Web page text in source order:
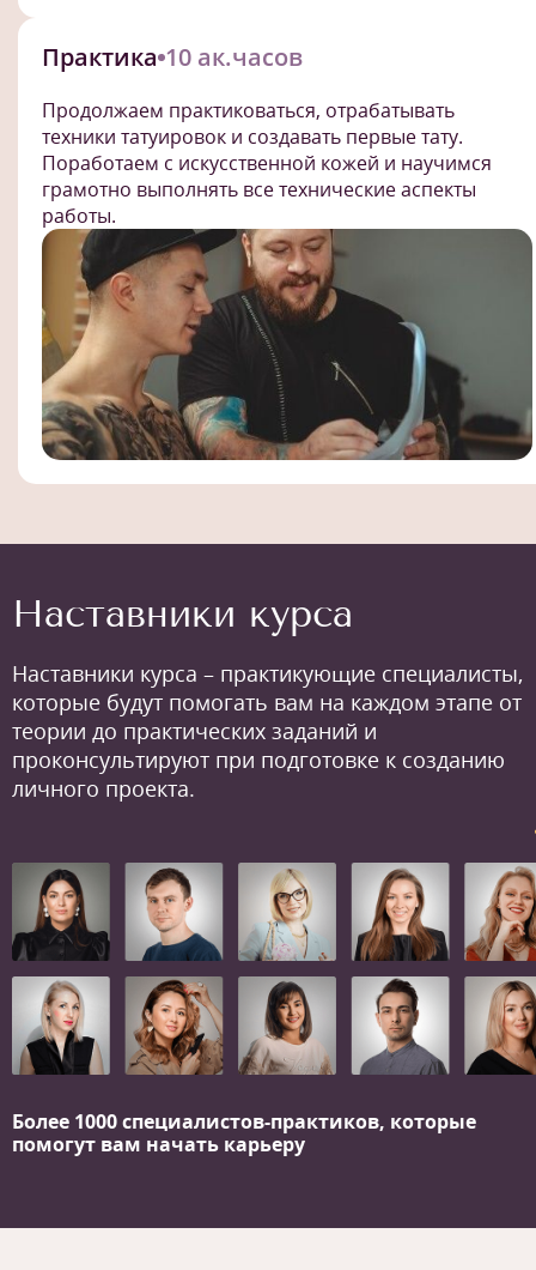
Практика 10 ак.часов
Продолжаем практиковаться, отрабатывать
техники татуировок и создавать первые тату.
Поработаем с искусственной кожей и научимся
грамотно выполнять все технические аспекты
работы.
Наставники курса
Наставники курса – практикующие специалисты,
которые будут помогать вам на каждом этапе от
теории до практических заданий и
проконсультируют при подготовке к созданию
личного проекта.
Более 1000 специалистов-практиков, которые
помогут вам начать карьеру